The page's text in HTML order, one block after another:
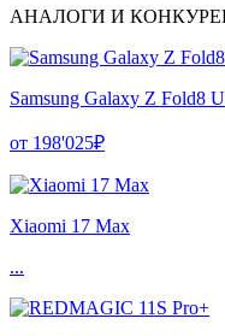
АНАЛОГИ И
Samsung Galaxy Z Fold8
от 198'025₽
Xiaomi 17 Max
...